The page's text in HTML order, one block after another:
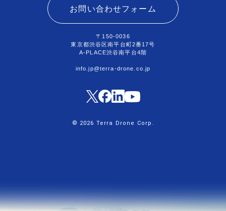
お問い合わせフォーム
〒150-0036
東京都渋谷区南平台町2番17号
A-PLACE渋谷南平台4階
info.jp@terra-drone.co.jp
© 2026 Terra Drone Corp.